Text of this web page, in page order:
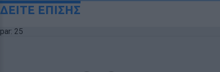
ΔΕΙΤΕ ΕΠΙΣΗΣ
par: 25